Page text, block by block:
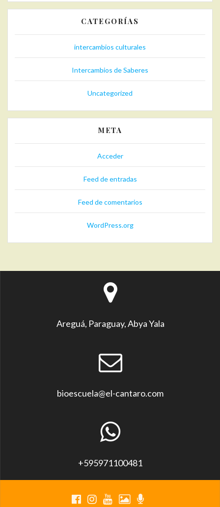
CATEGORÍAS
intercambios culturales
Intercambios de Saberes
Uncategorized
META
Acceder
Feed de entradas
Feed de comentarios
WordPress.org
Areguá, Paraguay, Abya Yala
bioescuela@el-cantaro.com
+595971100481